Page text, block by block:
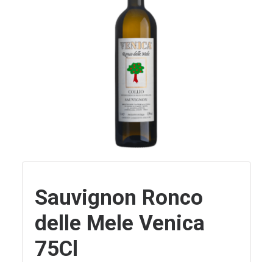
Sauvignon Ronco
delle Mele Venica
75Cl